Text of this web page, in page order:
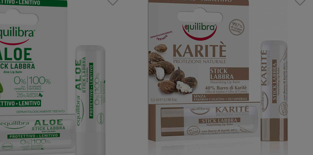
i podrażnieniom
i delikatność
barwników i zapachów